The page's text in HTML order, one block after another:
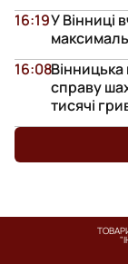
У Вінниці
16:19
справу
тисячі
16:08